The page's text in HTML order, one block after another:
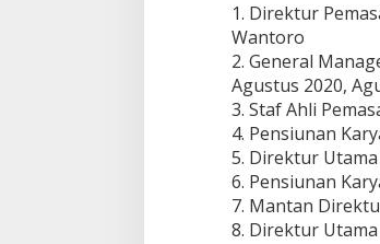
1. Direktur
Wantoro
2. General
Agustus 2020,
3. Staf Ahli
4. Pensiunan
5. Direktur
6. Pensiunan
7. Mantan
8. Direktur Utama